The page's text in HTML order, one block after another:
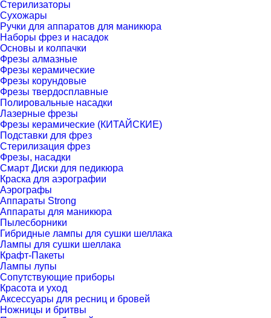
Стерилизаторы
Сухожары
Ручки для аппаратов для маникюра
Наборы фрез и насадок
Основы и колпачки
Фрезы алмазные
Фрезы керамические
Фрезы корундовые
Фрезы твердосплавные
Полировальные насадки
Лазерные фрезы
Фрезы керамические (КИТАЙСКИЕ)
Подставки для фрез
Стерилизация фрез
Фрезы, насадки
Смарт Диски для педикюра
Краска для аэрографии
Аэрографы
Аппараты Strong
Аппараты для маникюра
Пылесборники
Гибридные лампы для сушки шеллака
Лампы для сушки шеллака
Крафт-Пакеты
Лампы лупы
Сопутствующие приборы
Красота и уход
Аксессуары для ресниц и бровей
Ножницы и бритвы